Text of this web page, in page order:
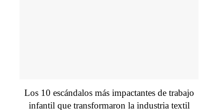
Los 10 escándalos más impactantes de trabajo
infantil que transformaron la industria textil